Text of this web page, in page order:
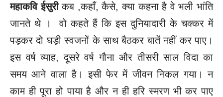
महाकवि ईसुरीकब ,कहाँ, कैसे, क्या कहना है वे भली भांति
जानते थे । वो कहते हैं कि इस दुनियादारी के चक्कर में
पड़कर दो घड़ी स्वजनों के साथ बैठकर बातें नहीं कर पाए।
इस वर्ष व्याह, दूसरे वर्ष गौना और तीसरी साल विदा का
समय आने वाला है। इसी फेर में जीवन निकल गया। न
काम ही पूरा हो पाया है और न ही हरि स्मरण भी कर पाए